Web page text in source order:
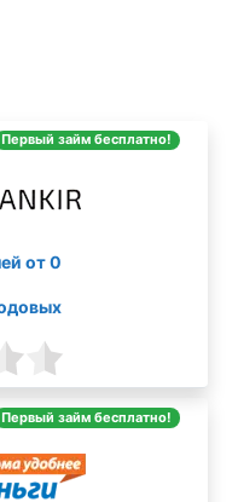
Первый займ бесплатно!
от 0
Первый займ бесплатно!